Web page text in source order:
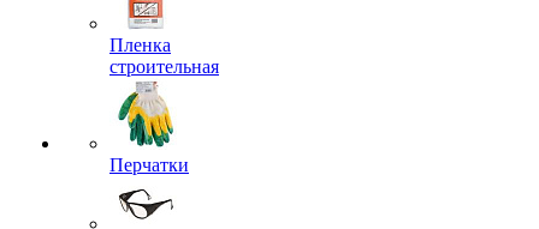
Пленка
строительная
Перчатки